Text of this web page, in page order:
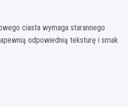
ciasta wymaga starannego
odpowiednią teksturę i smak